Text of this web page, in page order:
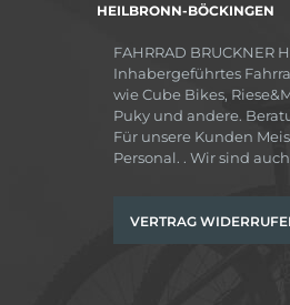
HEILBRONN-BÖCKINGEN
FAHRRAD BRUCKNER
Inhabergeführtes
wie Cube Bikes,
Puky und andere.
Für unsere Kunden
Personal. . Wir sind
VERTRAG